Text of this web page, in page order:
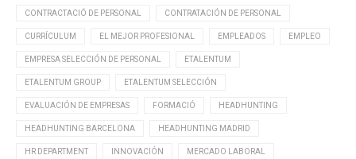
CONTRACTACIÓ DE PERSONAL CONTRATACIÓN DE PERSONAL
CURRÍCULUM EL MEJOR PROFESIONAL EMPLEADOS EMPLEO
EMPRESA SELECCIÓN DE PERSONAL ETALENTUM
ETALENTUM GROUP ETALENTUM SELECCIÓN
EVALUACIÓN DE EMPRESAS FORMACIÓ HEADHUNTING
HEADHUNTING BARCELONA HEADHUNTING MADRID
HR DEPARTMENT INNOVACIÓN MERCADO LABORAL